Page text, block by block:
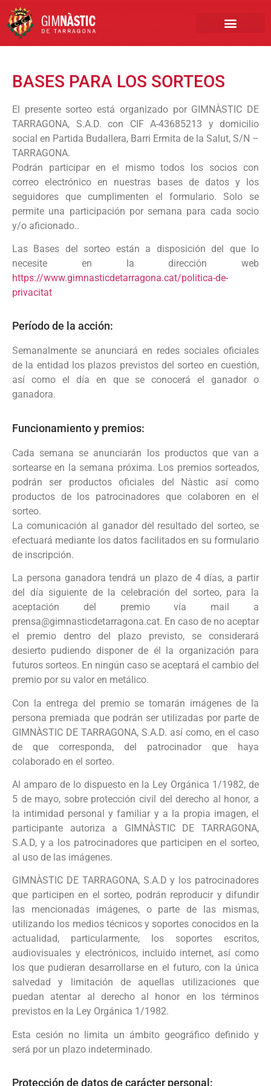
BASES PARA LOS SORTEOS
El presente sorteo está organizado por GIMNÀSTIC DE
TARRAGONA, S.A.D. con CIF A-43685213 y domicilio
social en Partida Budallera, Barri Ermita de la Salut, S/N –
TARRAGONA.
Podrán participar en el mismo todos los socios con
correo electrónico en nuestras bases de datos y los
seguidores que cumplimenten el formulario. Solo se
permite una participación por semana para cada socio
y/o aficionado..
Las Bases del sorteo están a disposición del que lo
necesite en la dirección web
https://www.gimnasticdetarragona.cat/politica-de-
privacitat
Período de la acción:
Semanalmente se anunciará en redes sociales oficiales
de la entidad los plazos previstos del sorteo en cuestión,
así como el día en que se conocerá el ganador o
ganadora.
Funcionamiento y premios:
Cada semana se anunciarán los productos que van a
sortearse en la semana próxima. Los premios sorteados,
podrán ser productos oficiales del Nàstic así como
productos de los patrocinadores que colaboren en el
sorteo.
La comunicación al ganador del resultado del sorteo, se
efectuará mediante los datos facilitados en su formulario
de inscripción.
La persona ganadora tendrá un plazo de 4 días, a partir
del día siguiente de la celebración del sorteo, para la
aceptación del premio vía mail a
prensa@gimnasticdetarragona.cat. En caso de no aceptar
el premio dentro del plazo previsto, se considerará
desierto pudiendo disponer de él la organización para
futuros sorteos. En ningún caso se aceptará el cambio del
premio por su valor en metálico.
Con la entrega del premio se tomarán imágenes de la
persona premiada que podrán ser utilizadas por parte de
GIMNÀSTIC DE TARRAGONA, S.A.D. así como, en el caso
de que corresponda, del patrocinador que haya
colaborado en el sorteo.
Al amparo de lo dispuesto en la Ley Orgánica 1/1982, de
5 de mayo, sobre protección civil del derecho al honor, a
la intimidad personal y familiar y a la propia imagen, el
participante autoriza a GIMNÀSTIC DE TARRAGONA,
S.A.D, y a los patrocinadores que participen en el sorteo,
al uso de las imágenes.
GIMNÀSTIC DE TARRAGONA, S.A.D y los patrocinadores
que participen en el sorteo, podrán reproducir y difundir
las mencionadas imágenes, o parte de las mismas,
utilizando los medios técnicos y soportes conocidos en la
actualidad, particularmente, los soportes escritos,
audiovisuales y electrónicos, incluido internet, así como
los que pudieran desarrollarse en el futuro, con la única
salvedad y limitación de aquellas utilizaciones que
puedan atentar al derecho al honor en los términos
previstos en la Ley Orgánica 1/1982.
Esta cesión no limita un ámbito geográfico definido y
será por un plazo indeterminado.
Protección de datos de carácter personal: